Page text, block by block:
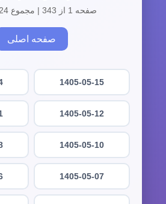
صفحه 1 از 343 | مجموع 3424 آرشیو
صفحه اصلی
1405-05-15
1405-05-12
1405-05-10
1405-05-07